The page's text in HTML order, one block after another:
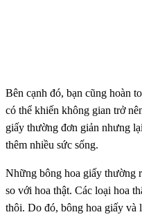
Bên cạnh đó, bạn cũng hoàn
có thể khiến không gian trở
giấy thường đơn giản nhưng
thêm nhiều sức sống.
Những bông hoa giấy thường
so với hoa thật. Các loại hoa
thôi. Do đó, bông hoa giấy và